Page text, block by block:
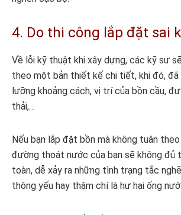
4. Do thi công lắp đặt sai
Về lỗi kỹ thuật khi xây dựng, các kỹ sư
theo một bản thiết kế chi tiết, khi đó,
lưỡng khoảng cách, vị trí của bồn cầu,
thải,…
Nếu bạn lắp đặt bồn mà không tuân
đường thoát nước của bạn sẽ không đủ
toàn, dễ xảy ra những tình trạng tắc
thông yếu hay thậm chí là hư hại ống